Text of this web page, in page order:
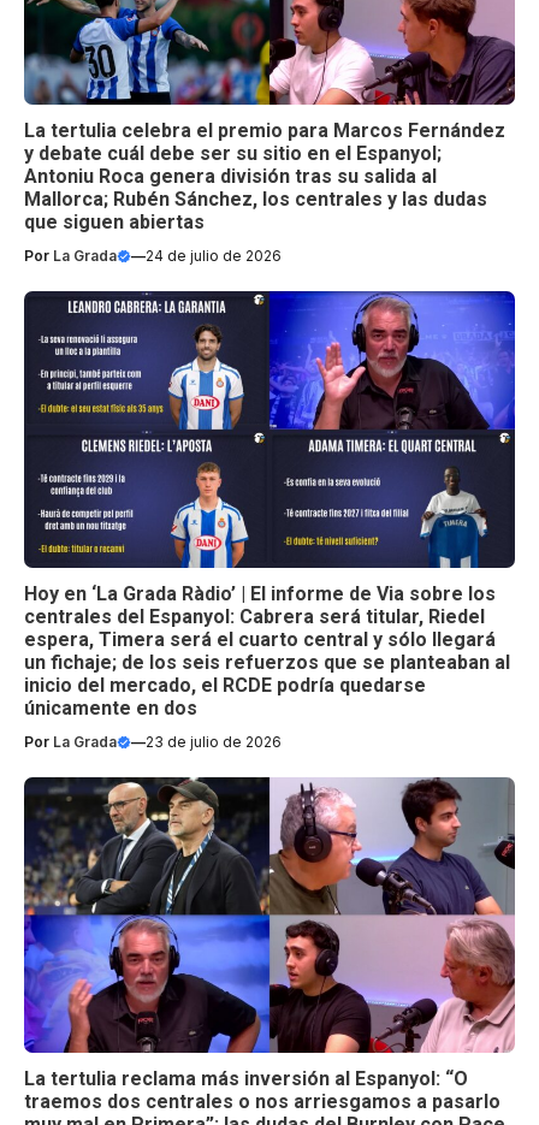
La tertulia celebra el premio para Marcos Fernández
y debate cuál debe ser su sitio en el Espanyol;
Antoniu Roca genera división tras su salida al
Mallorca; Rubén Sánchez, los centrales y las dudas
que siguen abiertas
Por La Grada —24 de julio de 2026
Hoy en ‘La Grada Ràdio’ | El informe de Via sobre los
centrales del Espanyol: Cabrera será titular, Riedel
espera, Timera será el cuarto central y sólo llegará
un fichaje; de los seis refuerzos que se planteaban al
inicio del mercado, el RCDE podría quedarse
únicamente en dos
Por La Grada —23 de julio de 2026
La tertulia reclama más inversión al Espanyol: “O
traemos dos centrales o nos arriesgamos a pasarlo